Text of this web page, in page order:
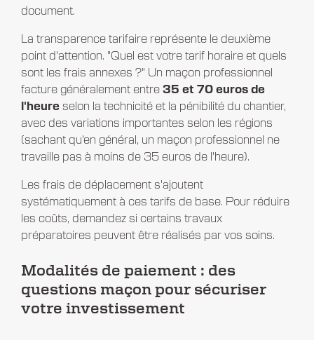
document.
La transparence tarifaire représente le deuxième
point d'attention. "Quel est votre tarif horaire et quels
sont les frais annexes ?" Un maçon professionnel
facture généralement entre 35 et 70 euros de
l'heureselon la technicité et la pénibilité du chantier,
avec des variations importantes selon les régions
(sachant qu'en général, un maçon professionnel ne
travaille pas à moins de 35 euros de l'heure).
Les frais de déplacement s'ajoutent
systématiquement à ces tarifs de base. Pour réduire
les coûts, demandez si certains travaux
préparatoires peuvent être réalisés par vos soins.
Modalités de paiement : des
questions maçon pour sécuriser
votre investissement